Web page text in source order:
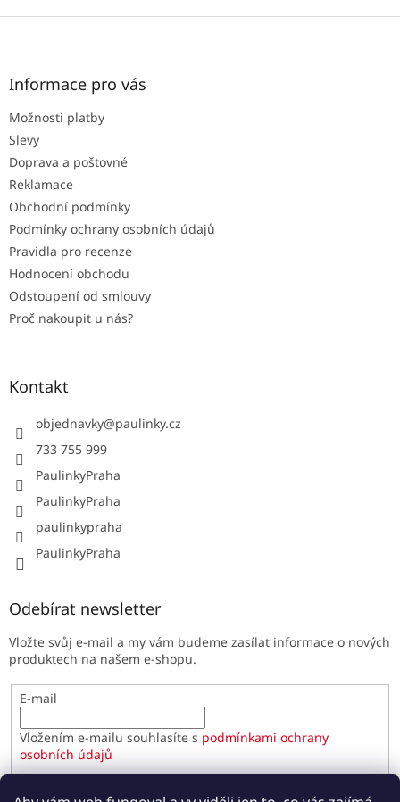
Z
Informace pro vás
Možnosti platby
Slevy
Doprava a poštovné
Reklamace
Obchodní podmínky
Podmínky ochrany osobních údajů
Pravidla pro recenze
Hodnocení obchodu
Odstoupení od smlouvy
Proč nakoupit u nás?
Kontakt
objednavky@paulinky.cz
733 755 999
PaulinkyPraha
PaulinkyPraha
paulinkypraha
PaulinkyPraha
Odebírat newsletter
Vložte svůj e-mail a my vám budeme zasílat informace o nových
produktech na našem e-shopu.
E-mail
Vložením e-mailu souhlasíte s podmínkami ochrany
osobních údajů
PŘIHLÁSIT SE